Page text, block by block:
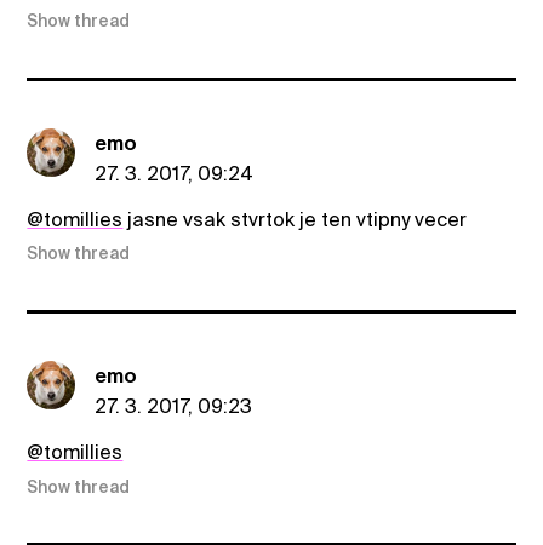
Show thread
emo
27. 3. 2017, 09:24
@tomillies jasne vsak stvrtok je ten vtipny vecer
Show thread
emo
27. 3. 2017, 09:23
@tomillies
Show thread